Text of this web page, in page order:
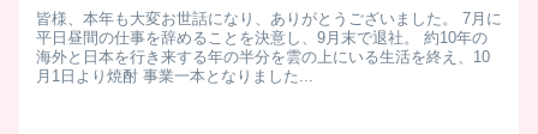
皆様、本年も大変お世話になり、ありがとうございました。 7月に
平日昼間の仕事を辞めることを決意し、9月末で退社。 約10年の
海外と日本を行き来する年の半分を雲の上にいる生活を終え、10
月1日より焼酎 事業一本となりました...